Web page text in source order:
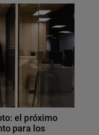
el próximo
para los